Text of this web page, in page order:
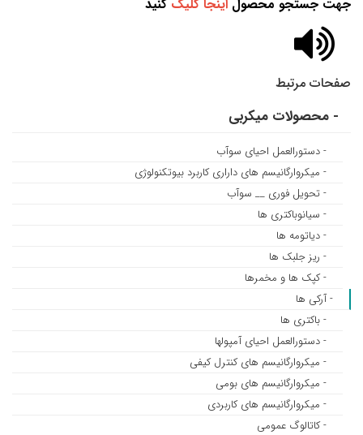
جهت جستجو محصول اینجا کلیک کنید
صفحات مرتبط
- محصولات میکربی
- دستورالعمل احیای سوآب
- میکروارگانیسم های داراری کاربرد بیوتکنولوژی
- تحویل فوری __ سوآب
- سیانوباکتری ها
- دیاتومه ها
- ریز جلبک ها
- کپک ها و مخمرها
- آرکی ها
- باکتری ها
- دستورالعمل احیای آمپولها
- میکروارگانیسم های کنترل کیفی
- میکروارگانیسم های بومی
- میکروارگانیسم های کاربردی
- کاتالوگ عمومی